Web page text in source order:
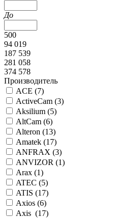
До
500
94 019
187 539
281 058
374 578
Производитель
ACE (7)
ActiveCam (3)
Aksilium (5)
AltCam (6)
Alteron (13)
Amatek (17)
ANFRAX (3)
ANVIZOR (1)
Arax (1)
ATEC (5)
ATIS (17)
Axios (6)
Axis (17)